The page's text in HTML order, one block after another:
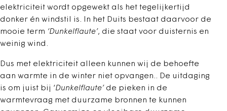
elektriciteit wordt opgewekt als het tegelijkertijd
donker én windstil is. In het Duits bestaat daarvoor de
mooie term ‘Dunkelflaute’, die staat voor duisternis en
weinig wind.
Dus met elektriciteit alleen kunnen wij de behoefte
aan warmte in de winter niet opvangen.. De uitdaging
is om juist bij ‘Dunkelflaute’de pieken in de
warmtevraag met duurzame bronnen te kunnen